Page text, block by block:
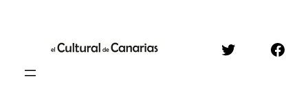
contenido
Twitter